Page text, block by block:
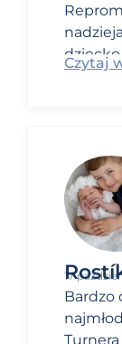
że
Czytaj
17
Bardzo